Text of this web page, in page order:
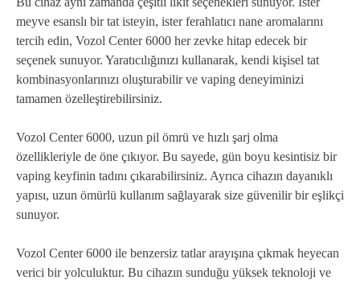
meyve esanslı bir tat isteyin, ister ferahlatıcı nane aromalarını
tercih edin, Vozol Center 6000 her zevke hitap edecek bir
seçenek sunuyor. Yaratıcılığınızı kullanarak, kendi kişisel tat
kombinasyonlarınızı oluşturabilir ve vaping deneyiminizi
tamamen özelleştirebilirsiniz.
Vozol Center 6000, uzun pil ömrü ve hızlı şarj olma
özellikleriyle de öne çıkıyor. Bu sayede, gün boyu kesintisiz bir
vaping keyfinin tadını çıkarabilirsiniz. Ayrıca cihazın dayanıklı
yapısı, uzun ömürlü kullanım sağlayarak size güvenilir bir eşlikçi
sunuyor.
Vozol Center 6000 ile benzersiz tatlar arayışına çıkmak heyecan
verici bir yolculuktur. Bu cihazın sunduğu yüksek teknoloji ve